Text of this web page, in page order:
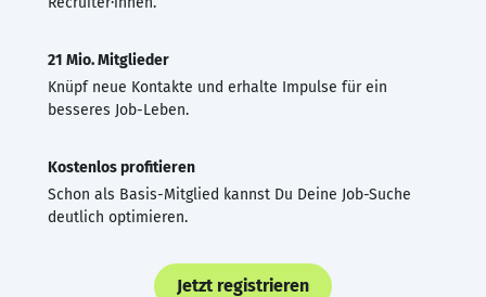
21 Mio. Mitglieder
Knüpf neue Kontakte und erhalte Impulse für ein
besseres Job-Leben.
Kostenlos profitieren
Schon als Basis-Mitglied kannst Du Deine Job-Suche
deutlich optimieren.
Jetzt registrieren